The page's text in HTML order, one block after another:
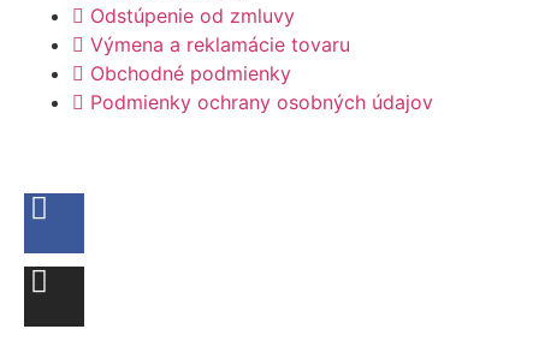
Odstúpenie od zmluvy
Výmena a reklamácie tovaru
Obchodné podmienky
Podmienky ochrany osobných údajov